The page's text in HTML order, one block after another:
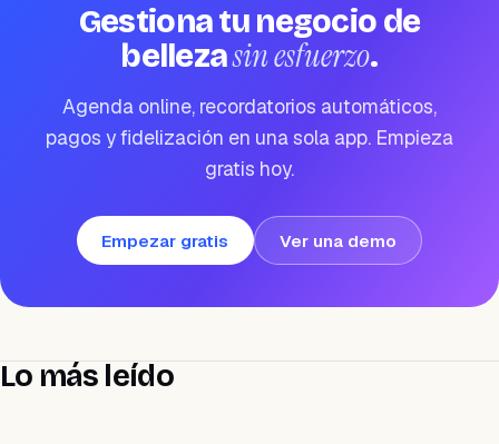
Gestiona tu negocio de
bellezasin esfuerzo.
Agenda online, recordatorios automáticos,
pagos y fidelización en una sola app. Empieza
gratis hoy.
Empezar gratis Ver una demo
Lo más leído